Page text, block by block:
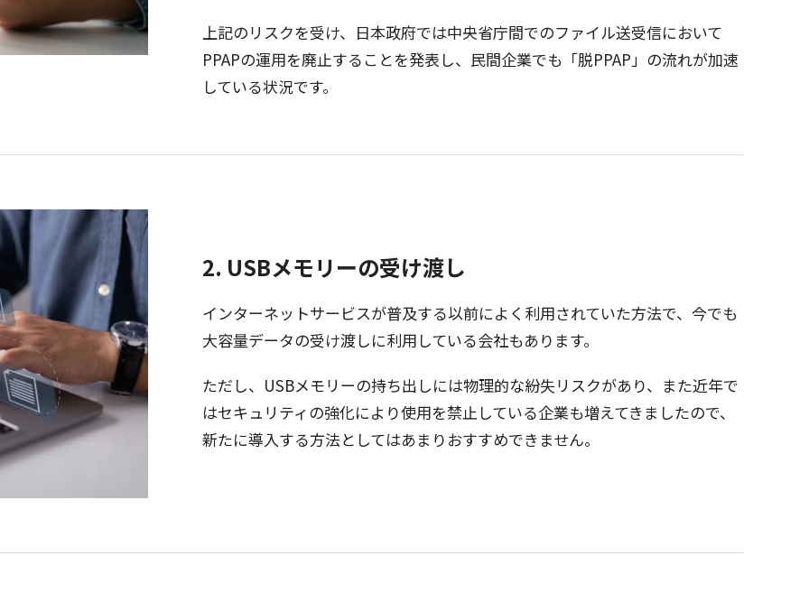
上記のリスクを受け、 日本政府では中央省庁間でのファイル送受信において
PPAPの運用を廃止することを発表 し、 民間企業でも「脱PPAP」の流れが加速
している状況です。
2. USBメモリーの受け渡し
インターネットサービスが普及する以前によく 利用されていた方法で、今でも
大容量データの受け渡しに利用 している会社もあります。
ただし、USBメモリーの持ち出しには物理的な紛失リスクがあり、また近年で
はセキュリティ の強化により使用を禁止 している企業も増えてきましたので、
新たに導入する方法としてはあまりおすすめできません。